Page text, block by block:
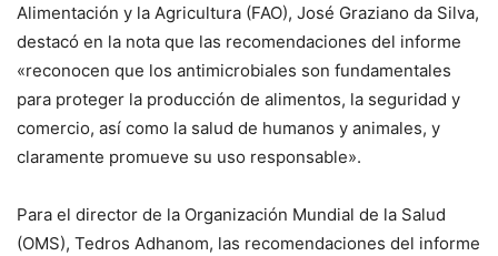
Alimentación y la Agricultura (FAO), José Graziano da Silva,
destacó en la nota que las recomendaciones del informe
«reconocen que los antimicrobiales son fundamentales
para proteger la producción de alimentos, la seguridad y
comercio, así como la salud de humanos y animales, y
claramente promueve su uso responsable».
Para el director de la Organización Mundial de la Salud
(OMS), Tedros Adhanom, las recomendaciones del informe